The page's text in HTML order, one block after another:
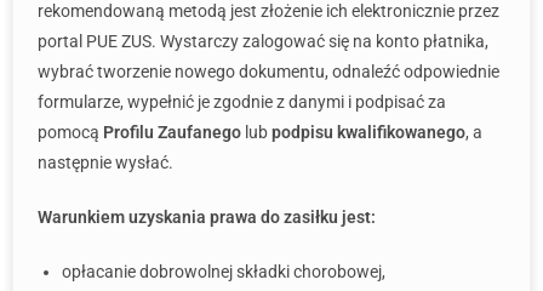
rekomendowaną metodą jest złożenie ich elektronicznie przez
portal PUE ZUS. Wystarczy zalogować się na konto płatnika,
wybrać tworzenie nowego dokumentu, odnaleźć odpowiednie
formularze, wypełnić je zgodnie z danymi i podpisać za
pomocą Profilu Zaufanego lubpodpisu kwalifikowanego, a
następnie wysłać.
Warunkiem uzyskania prawa do zasiłku jest:
opłacanie dobrowolnej składki chorobowej,